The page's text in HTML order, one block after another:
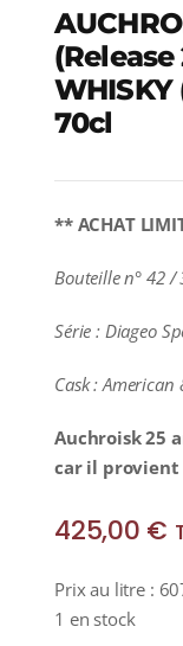
WHISKY
70cl
** ACHAT
Bouteille n° 42
Série : Diageo
Cask : American
Auchroisk 25
car il provient
425,00 €
Prix au litre :
1 en stock